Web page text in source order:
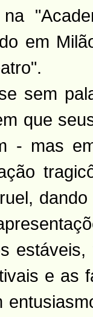
em
sem
que
- mas
e as